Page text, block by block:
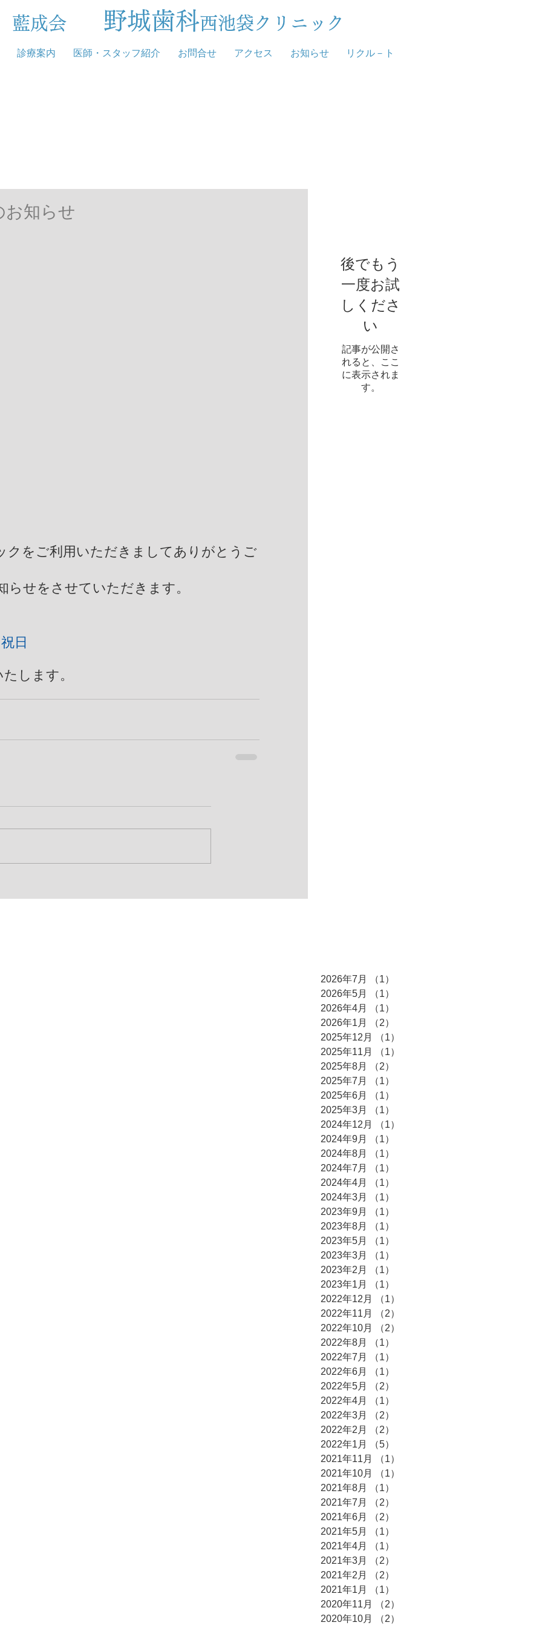
藍成会 野城歯科西池袋クリニック
診療案内 医師・スタッフ紹介 お問合せ アクセス お知らせ リクル－ト
お知らせ
らせをさせていただきます。
日
します。
後でもう
一度お試
しくださ
い
記事が公開さ
れると、ここ
に表示されま
す。
2026年7月 （1）
2026年5月
（1）
2026年4月
（1）
2026年1月
（2）
2025年12月
（1）
2025年11月
（1）
2025年8月
（2）
2025年7月
（1）
2025年6月
（1）
2025年3月
（1）
2024年12月
（1）
2024年9月
（1）
2024年8月
（1）
2024年7月
（1）
2024年4月
（1）
2024年3月
（1）
2023年9月
（1）
2023年8月
（1）
2023年5月
（1）
2023年3月
（1）
2023年2月
（1）
2023年1月
（1）
2022年12月
（1）
2022年11月
（2）
2022年10月
（2）
2022年8月
（1）
2022年7月
（1）
2022年6月
（1）
2022年5月
（2）
2022年4月
（1）
2022年3月
（2）
2022年2月
（2）
2022年1月
（5）
2021年11月
（1）
2021年10月
（1）
2021年8月
（1）
2021年7月
（2）
2021年6月
（2）
2021年5月
（1）
2021年4月
（1）
2021年3月
（2）
2021年2月
（2）
2021年1月
（1）
2020年11月
（2）
2020年10月
（2）